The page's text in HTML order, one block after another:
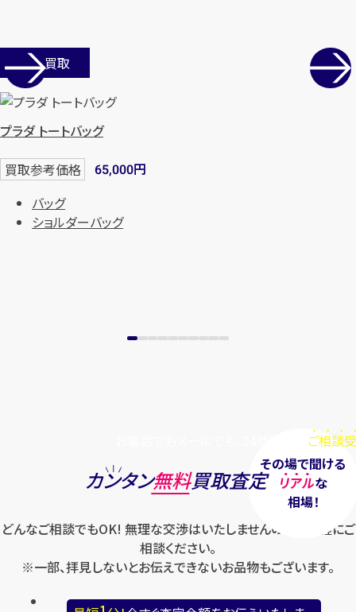
店舗買取
プラダ トートバッグ
買取参考価格 65,000円
バッグ
ショルダーバッグ
ご相談
その場で聞ける
リアルな
相場！
カンタン無料買取査定
どんなご相談でもOK! 無理な交渉はいたしませんのでお気軽にご
相談ください。
※一部、拝見しないとお伝えできないお品物もございます。